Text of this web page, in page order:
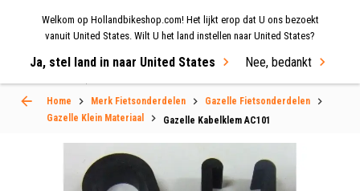
Welkom op Hollandbikeshop.com! Het lijkt erop dat U ons bezoekt
vanuit United States. Wilt U het land instellen naar United States?
Ja, stel land in naar United States Nee, bedankt
Home Merk Fietsonderdelen
Gazelle Fietsonderdelen
Gazelle Klein Materiaal
Gazelle Kabelklem AC101